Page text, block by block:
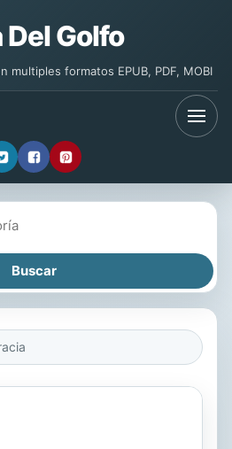
Del Golfo
multiples formatos EPUB, PDF, MOBI